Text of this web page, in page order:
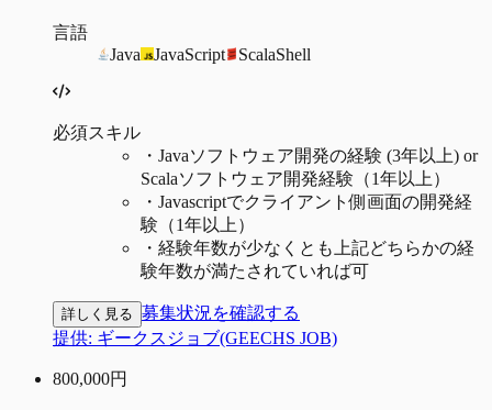
言語
Java
JavaScript ScalaShell
必須スキル
・ Javaソフトウェア開発の経験 (3年以上) or
Scalaソフトウェア開発経験（1年以上）
・ Javascriptでクライアント側画面の開発経
験（1年以上）
・ 経験年数が少なくとも上記どちらかの経
験年数が満たされていれば可
詳しく見る 募集状況を確認する
提供: ギークスジョブ(GEECHS JOB)
800,000円